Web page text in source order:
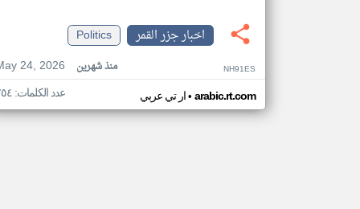
اخبار جزر القمر
Politics
24, 2026
منذ شهرين NH91ES
ار تي عربي• arabic.rt.com عدد الكلمات: ٢٥٤